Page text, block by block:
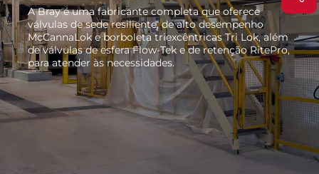
A Bray é uma fabricante completa que oferece
válvulas de sede resiliente, de alto desempenho
McCannaLok e borboleta triexcêntricas Tri Lok, além
de válvulas de esfera Flow-Tek e de retenção RitePro,
para atender às necessidades.